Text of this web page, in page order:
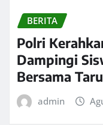
BERITA
Polri
Dampingi
Bersama
admin